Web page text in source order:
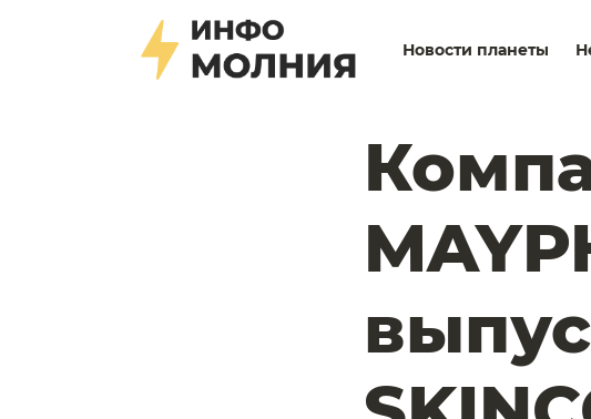
Новости планеты